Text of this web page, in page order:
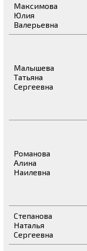
Максимова
Юлия
Валерьевна
Малышева
Татьяна
Сергеевна
Романова
Алина
Наилевна
Степанова
Наталья
Сергеевна